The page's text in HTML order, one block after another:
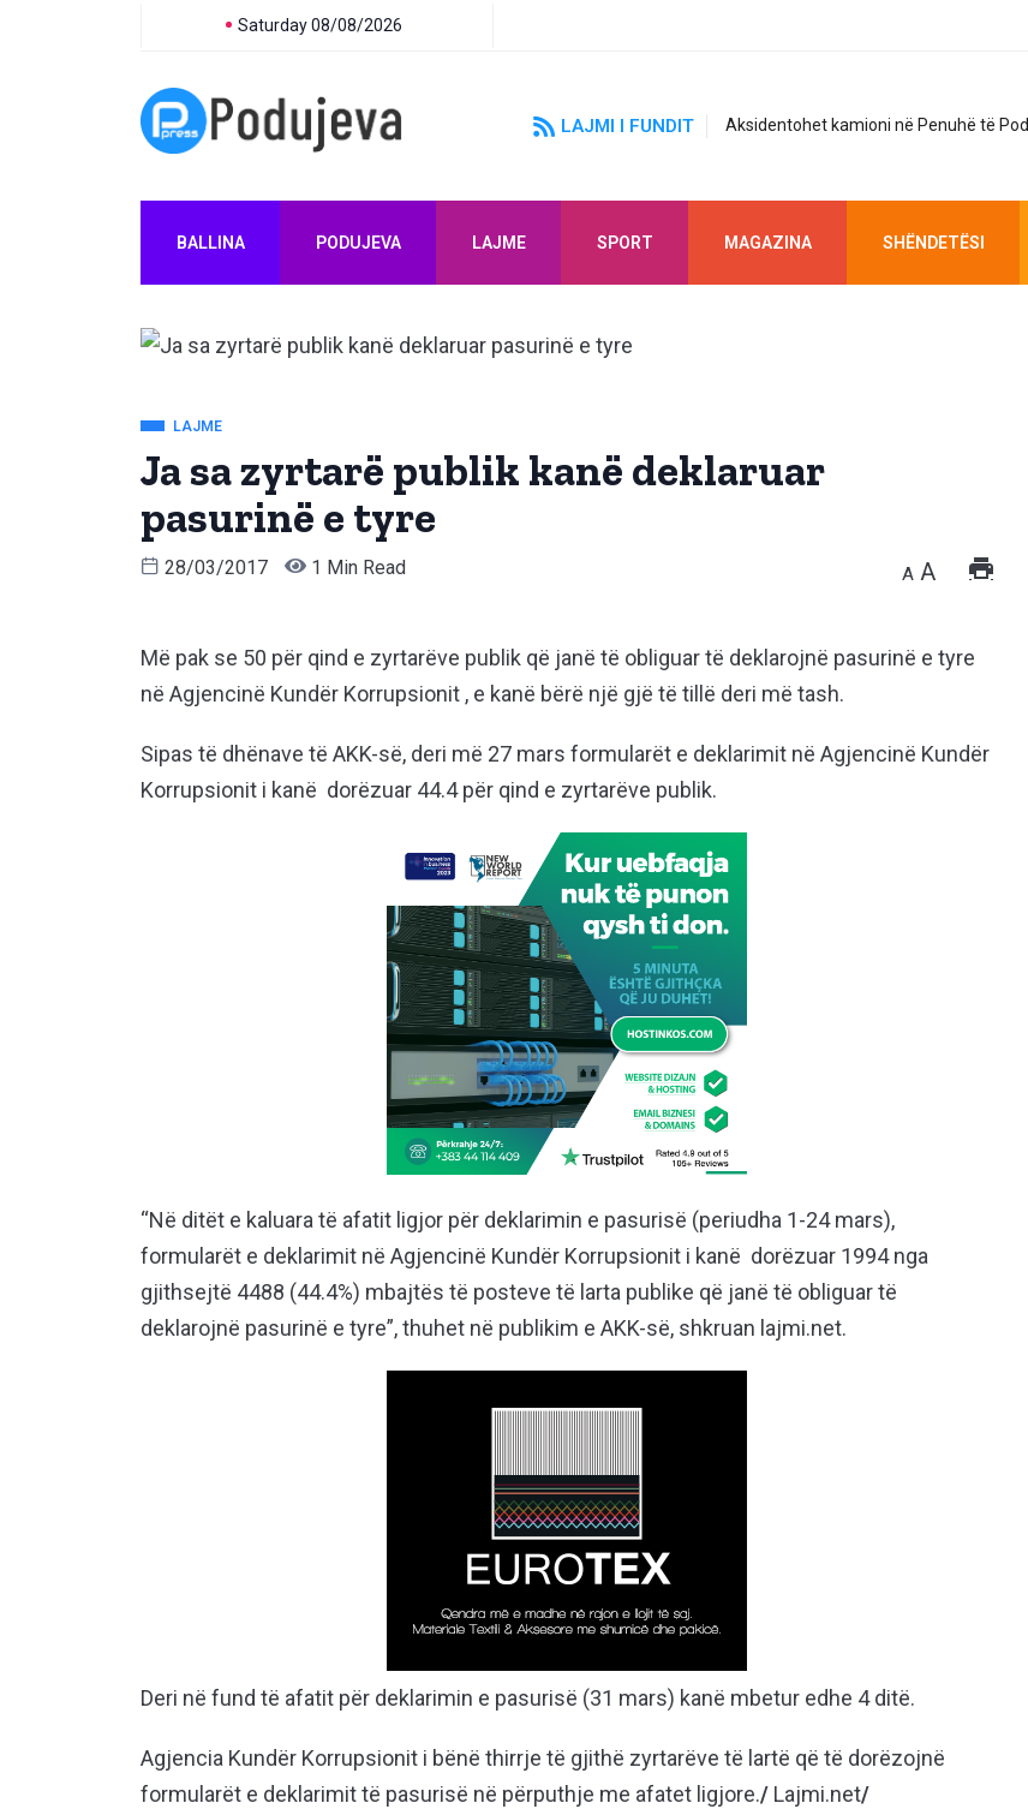
Saturday 08/08/2026
LAJMI I FUNDIT Aksidentohet kamioni në Penuhë të
BALLINA PODUJEVA LAJME SPORT MAGAZINA SHËNDETËSI
LAJME
Ja sa zyrtarë publik kanë deklaruar
pasurinë e tyre
28/03/2017 1 Min Read A A
Më pak se 50 për qind e zyrtarëve publik që janë të obliguar të deklarojnë pasurinë e tyre
në Agjencinë Kundër Korrupsionit , e kanë bërë një gjë të tillë deri më tash.
Sipas të dhënave të AKK-së, deri më 27 mars formularët e deklarimit në Agjencinë Kundër
Korrupsionit i kanë dorëzuar 44.4 për qind e zyrtarëve publik.
“Në ditët e kaluara të afatit ligjor për deklarimin e pasurisë (periudha 1-24 mars),
formularët e deklarimit në Agjencinë Kundër Korrupsionit i kanë dorëzuar 1994 nga
gjithsejtë 4488 (44.4%) mbajtës të posteve të larta publike që janë të obliguar të
deklarojnë pasurinë e tyre”, thuhet në publikim e AKK-së, shkruan lajmi.net.
Deri në fund të afatit për deklarimin e pasurisë (31 mars) kanë mbetur edhe 4 ditë.
Agjencia Kundër Korrupsionit i bënë thirrje të gjithë zyrtarëve të lartë që të dorëzojnë
formularët e deklarimit të pasurisë në përputhje me afatet ligjore./ Lajmi.net/